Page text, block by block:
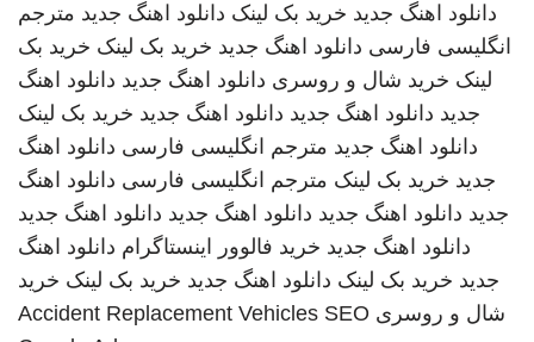
دانلود اهنگ جدید خرید بک لینک دانلود اهنگ جدید مترجم
انگلیسی فارسی دانلود اهنگ جدید خرید بک لینک خرید بک
لینک خرید شال و روسری دانلود اهنگ جدید دانلود اهنگ
جدید دانلود اهنگ جدید دانلود اهنگ جدید خرید بک لینک
دانلود اهنگ جدید مترجم انگلیسی فارسی دانلود اهنگ
جدید خرید بک لینک مترجم انگلیسی فارسی دانلود اهنگ
جدید دانلود اهنگ جدید دانلود اهنگ جدید دانلود اهنگ جدید
دانلود اهنگ جدید خرید فالوور اینستاگرام دانلود اهنگ
جدید خرید بک لینک دانلود اهنگ جدید خرید بک لینک خرید
شال و روسری
Accident Replacement Vehicles SEO